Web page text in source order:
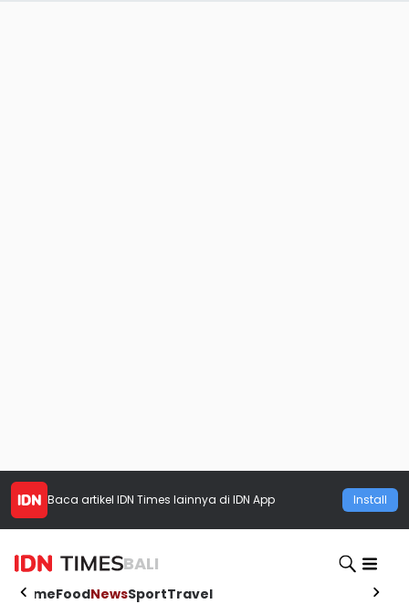
Baca artikel IDN Times lainnya di IDN App Install
BALI
HomeFoodNewsSportTravel